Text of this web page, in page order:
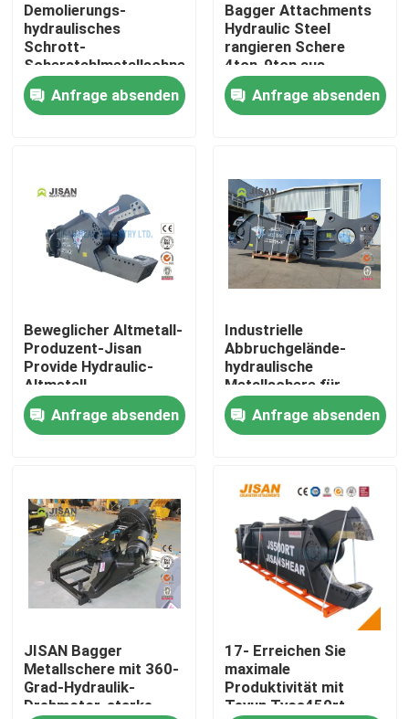
Haus
Produkte
Fabrik-Ausflug
Qualitätskontrolle
Fordern Sie ein Zitat
Company News
Bagger-Felsen-Unterbrecher
hydraulischer Felsenunterbrecher
Demolierungs-
hydraulisches
Schrott-
Scherstahlmetallschneider
für kleinen Hitachi-
BaggerAnfrage absenden
Bagger Attachments
Hydraulic Steel
rangieren Schere
4ton-9ton aus
Anfrage absenden
Beweglicher Altmetall-
Produzent-Jisan
Provide Hydraulic-
Altmetall-
Scherbagger-
Demolition Shear
Steel-Ausschnitt
Anfrage absenden
Industrielle
Abbruchgelände-
hydraulische
Metallschere für
Bagger
Anfrage absenden
JISAN Bagger
Metallschere mit 360-
Grad-Hydraulik-
Drehmotor, starke
17- Erreichen Sie
maximale
Produktivität mit
Teyun Tycs450rt